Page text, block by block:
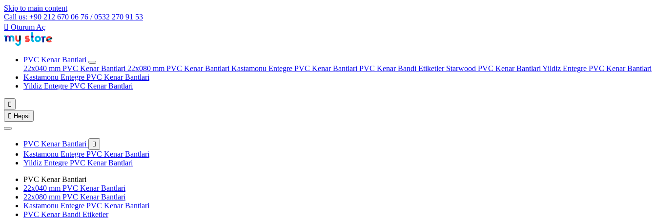
Skip to main content
Call us: +90 212 670 06 76 / 0532 270 91 53
 Oturum Aç
PVC Kenar Bantlari
22x040 mm PVC Kenar Bantlari 22x080 mm PVC Kenar Bantlari Kastamonu Entegre PVC Kenar Bantlari PVC Kenar Bandi Etiketler Starwood PVC Kenar Bantlari Yildiz Entegre PVC Kenar Bantlari
Kastamonu Entegre PVC Kenar Bantlari
Yildiz Entegre PVC Kenar Bantlari

 Hepsi
PVC Kenar Bantlari 
Kastamonu Entegre PVC Kenar Bantlari
Yildiz Entegre PVC Kenar Bantlari
PVC Kenar Bantlari
22x040 mm PVC Kenar Bantlari
22x080 mm PVC Kenar Bantlari
Kastamonu Entegre PVC Kenar Bantlari
PVC Kenar Bandi Etiketler